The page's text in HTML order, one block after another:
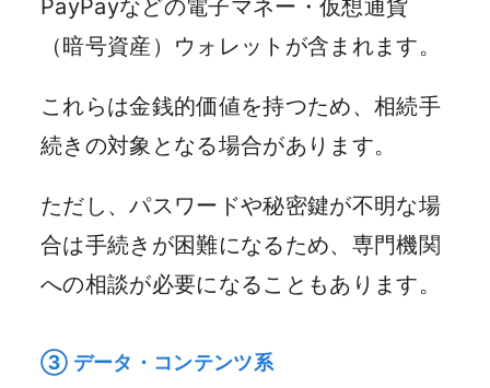
PayPayなどの電子マネー・仮想通貨
（暗号資産）ウォレットが含まれます。
これらは金銭的価値を持つため、相続手
続きの対象となる場合があります。
ただし、パスワードや秘密鍵が不明な場
合は手続きが困難になるため、専門機関
への相談が必要になることもあります。
③ データ・コンテンツ系